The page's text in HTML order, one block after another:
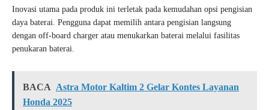
Inovasi utama pada produk ini terletak pada kemudahan opsi pengisian
daya baterai. Pengguna dapat memilih antara pengisian langsung
dengan off-board charger atau menukarkan baterai melalui fasilitas
penukaran baterai.
BACA Astra Motor Kaltim 2 Gelar Kontes Layanan
Honda 2025